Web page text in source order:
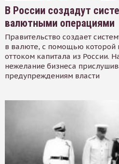
В России создадут
валютными операциями
Правительство создает
в валюте, с помощью которой
оттоком капитала из России.
нежелание бизнеса
предупреждениям власти